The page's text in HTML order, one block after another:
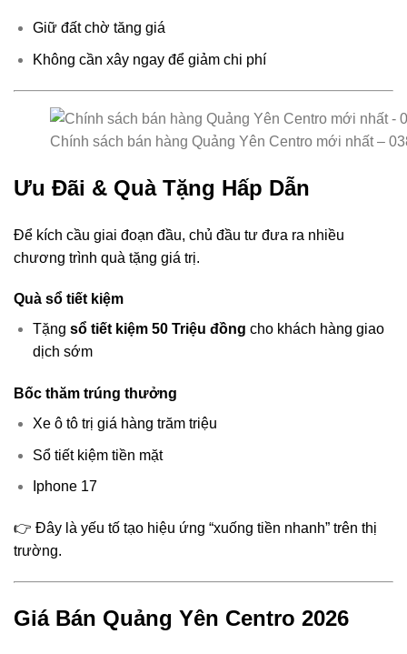
Giữ đất chờ tăng giá
Không cần xây ngay để giảm chi phí
Chính sách bán hàng Quảng Yên Centro mới nhất –
Ưu Đãi & Quà Tặng Hấp Dẫn
Để kích cầu giai đoạn đầu, chủ đầu tư đưa ra nhiều
chương trình quà tặng giá trị.
Quà sổ tiết kiệm
Tặng sổ tiết kiệm 50 Triệu đồng cho khách hàng giao
dịch sớm
Bốc thăm trúng thưởng
Xe ô tô trị giá hàng trăm triệu
Sổ tiết kiệm tiền mặt
Iphone 17
👉 Đây là yếu tố tạo hiệu ứng “xuống tiền nhanh” trên thị
trường.
Giá Bán Quảng Yên Centro 2026